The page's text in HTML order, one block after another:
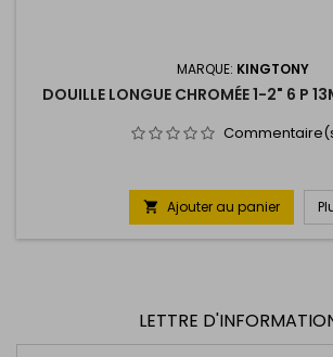
MARQUE: KINGTONY
DOUILLE LONGUE CHROMÉE 1-2" 6 P
 Ajouter au panier
LETTRE